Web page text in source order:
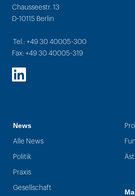
Chausseestr. 13
D-10115 Berlin
Tel.: +49 30 40005-300
Fax: +49 30 40005-319
LinkedIn
News
Alle News
Politik
Praxis
Gesellschaft